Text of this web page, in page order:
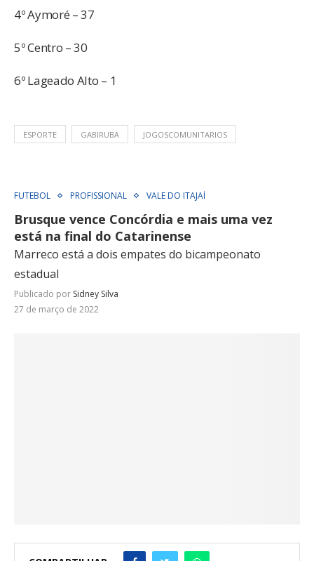
4º Aymoré – 37
5º Centro – 30
6º Lageado Alto – 1
ESPORTE GABIRUBA JOGOSCOMUNITARIOS
FUTEBOL PROFISSIONAL VALE DO ITAJAÍ
Brusque vence Concórdia e mais uma vez
está na final do Catarinense
Marreco está a dois empates do bicampeonato
estadual
Publicado por Sidney Silva
27 de março de 2022